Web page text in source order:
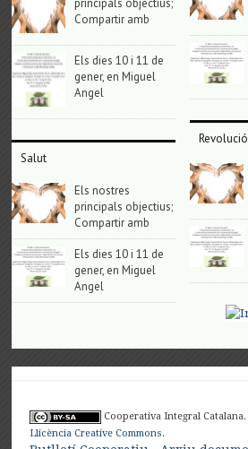
principals objectius;
Compartir amb
Els dies 10 i 11 de
gener, en Miguel
Angel
Salut
Els nostres
principals objectius;
Compartir amb
Els dies 10 i 11 de
gener, en Miguel
Angel
Cooperativa Integral
Llicència Creative Commons.